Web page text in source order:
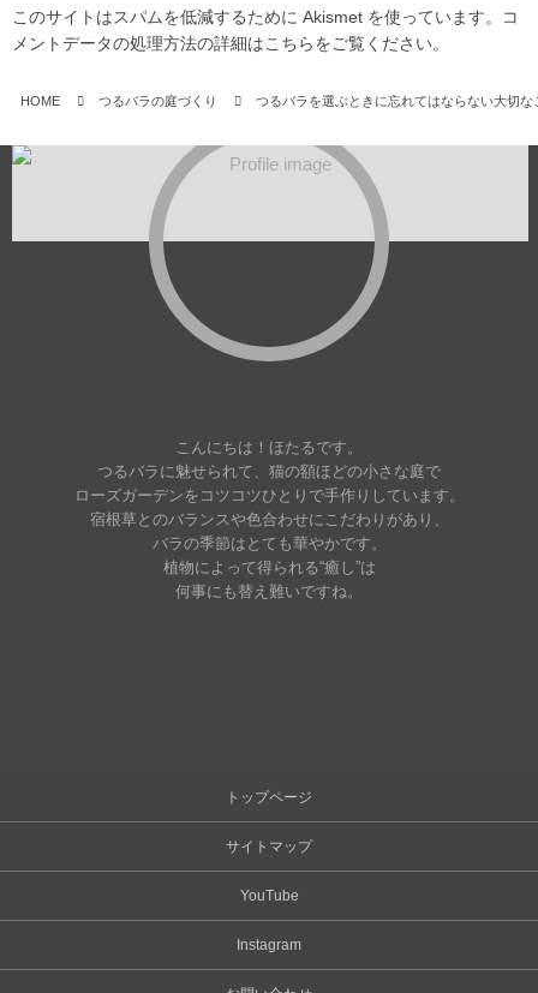
このサイトはスパムを低減するために Akismet を使っています。
コ
メントデータの処理方法の詳細はこちらをご覧ください。
HOME つるバラの庭づくり つるバラを選ぶときに忘れてはならない大切な
こんにちは！ほたるです。
つるバラに魅せられて、猫の額ほどの小さな庭で
ローズガーデンをコツコツひとりで手作りしています。
宿根草とのバランスや色合わせにこだわりがあり、
バラの季節はとても華やかです。
植物によって得られる“癒し”は
何事にも替え難いですね。
トップページ
サイトマップ
YouTube
Instagram